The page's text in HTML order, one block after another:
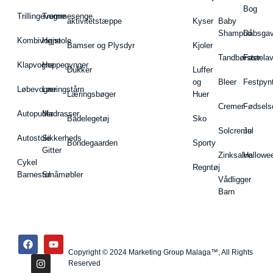
Trillingevogne
Kombivogne
Klapvogne
Løbevogne
Autopuder
Autostole
Cykel
Barnestol
Tremmesenge
Højstole
Hoppegynger
Læringstårn
Madrasser
Sikkerheds
Gitter
Småmøbler
aktivitetstæppe
Bamser og Plysdyr
Dukker
Læringsbøger
Badelegetøj
Bondegaarden
Kyser
Kjoler
Luffer
og
Huer
Sko
Sporty
Regntøj
Baby
Shampoo
Tandbørster
Bleer
Cremer
Solcreme
Zinksalve
Vådligger
Barn
Bog
Jul
Copyright © 2024 Marketing Group Malaga™, All Rights
Reserved